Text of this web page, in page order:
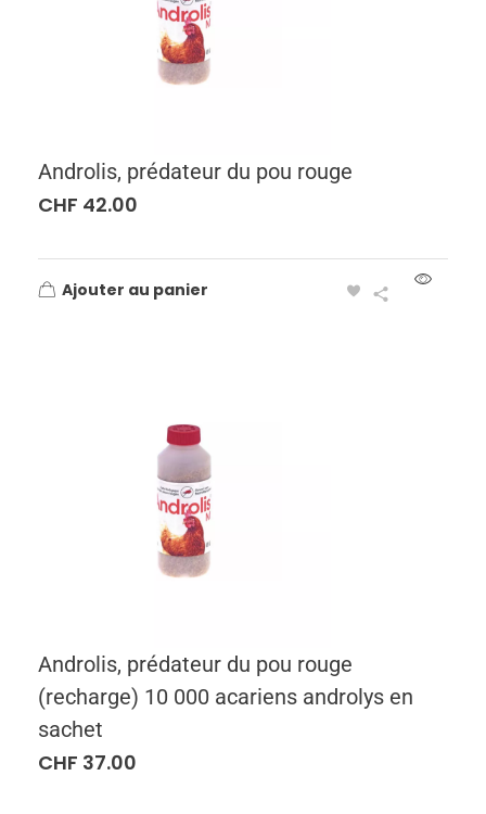
Androlis, prédateur du pou rouge
CHF 42.00
Ajouter au panier
Androlis, prédateur du pou rouge
(recharge) 10 000 acariens androlys en
sachet
CHF 37.00